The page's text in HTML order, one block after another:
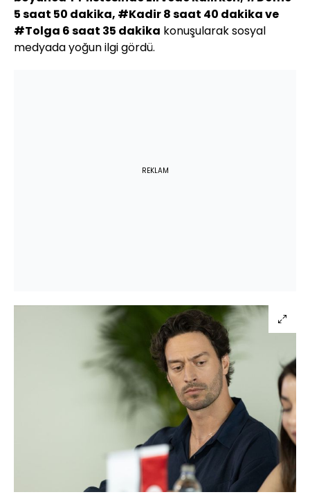
5 saat 50 dakika, #Kadir 8 saat 40 dakika ve
#Tolga 6 saat 35 dakika konuşularak sosyal
medyada yoğun ilgi gördü.
REKLAM